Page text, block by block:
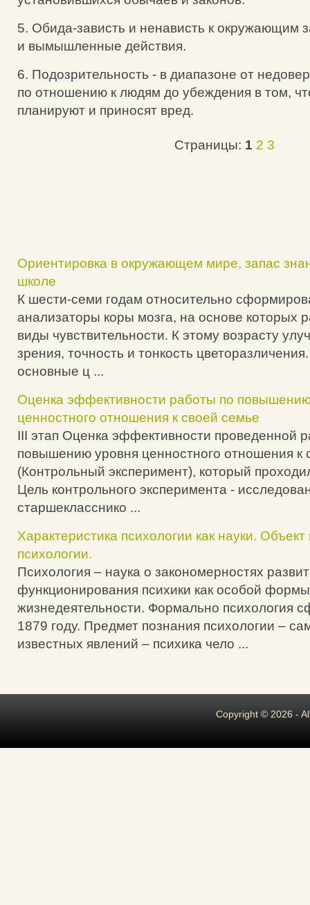
5. Обида-зависть и ненависть к окружающим
и вымышленные действия.
6. Подозрительность - в диапазоне от
по отношению к людям до убеждения в том,
планируют и приносят вред.
Страницы: 1 2 3
Ориентировка в окружающем мире, запас
школе
К шести-семи годам относительно
анализаторы коры мозга, на основе которых
виды чувствительности. К этому возрасту
зрения, точность и тонкость
основные ц ...
Оценка эффективности работы по
ценностного отношения к своей семье
III этап Оценка эффективности проведенной
повышению уровня ценностного отношения к
(Контрольный эксперимент), который
Цель контрольного эксперимента -
старшекласснико ...
Характеристика психологии как науки.
психологии.
Психология – наука о закономерностях
функционирования психики как особой формы
жизнедеятельности. Формально психология
1879 году. Предмет познания психологии –
известных явлений – психика чело ...
Copyright © 2026 -